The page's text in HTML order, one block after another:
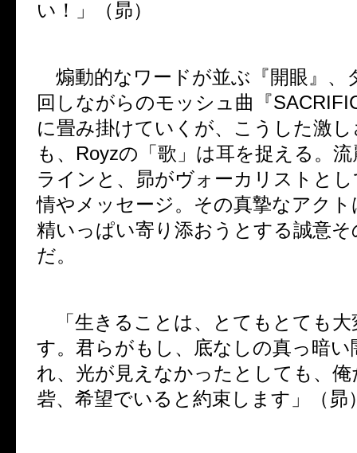
い！」（昴）
煽動的なワードが並ぶ『開眼』、
回しながらのモッシュ曲『
に畳み掛けていくが、こうした激
も、 Royzの「歌」は耳を捉える。
ラインと、昴がヴォーカリストと
情やメッセージ。その真摯なアク
精いっぱい寄り添おうとする誠意
だ。
「生きることは、とてもとても大
す。君らがもし、底なしの真っ暗い
れ、光が見えなかったとしても、
砦、希望でいると約束します」（昴